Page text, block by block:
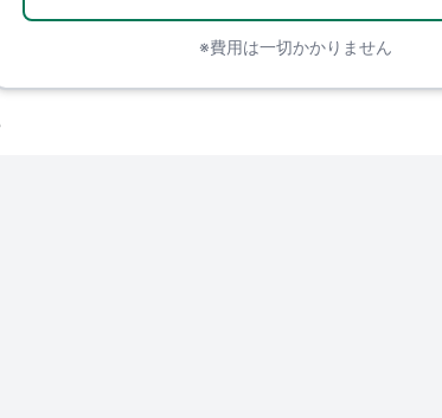
※費用は一切かかりません